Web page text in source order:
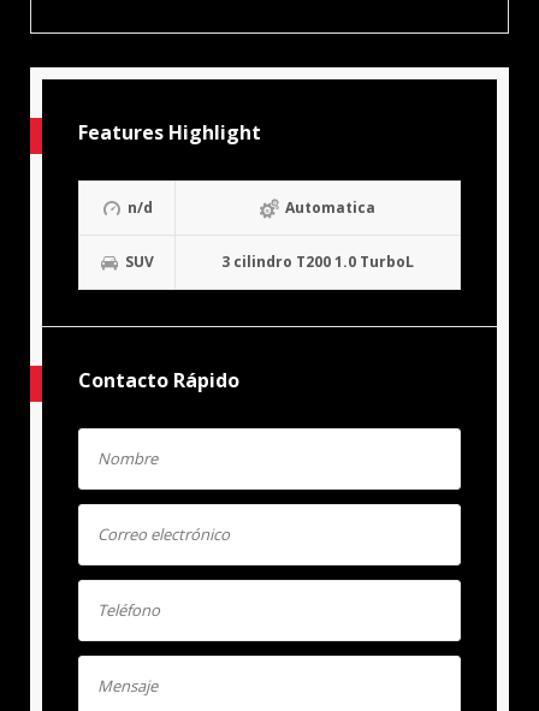
Features Highlight
n/d Automatica
SUV 3 cilindro T200 1.0 TurboL
Contacto Rápido